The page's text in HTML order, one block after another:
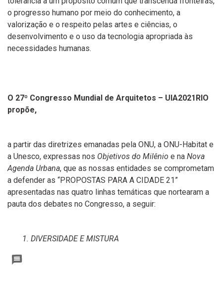
o progresso humano por meio do conhecimento, a
valorização e o respeito pelas artes e ciências, o
desenvolvimento e o uso da tecnologia apropriada às
necessidades humanas.
O 27º Congresso Mundial de Arquitetos – UIA2021RIO
propõe,
a partir das diretrizes emanadas pela ONU, a ONU-Habitat e
a Unesco, expressas nos Objetivos do Milênio e na Nova
Agenda Urbana, que as nossas entidades se comprometam
a defender as “PROPOSTAS PARA A CIDADE 21”
apresentadas nas quatro linhas temáticas que nortearam a
pauta dos debates no Congresso, a seguir:
1. DIVERSIDADE E MISTURA